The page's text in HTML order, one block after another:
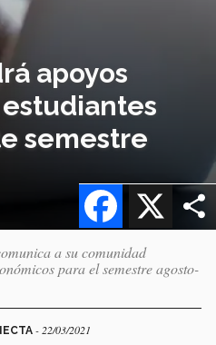
apoyos
semestre
X
Facebook
a su comunidad
para el semestre agosto-
- 22/03/2021